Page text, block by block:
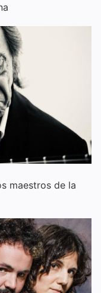
maestros de la